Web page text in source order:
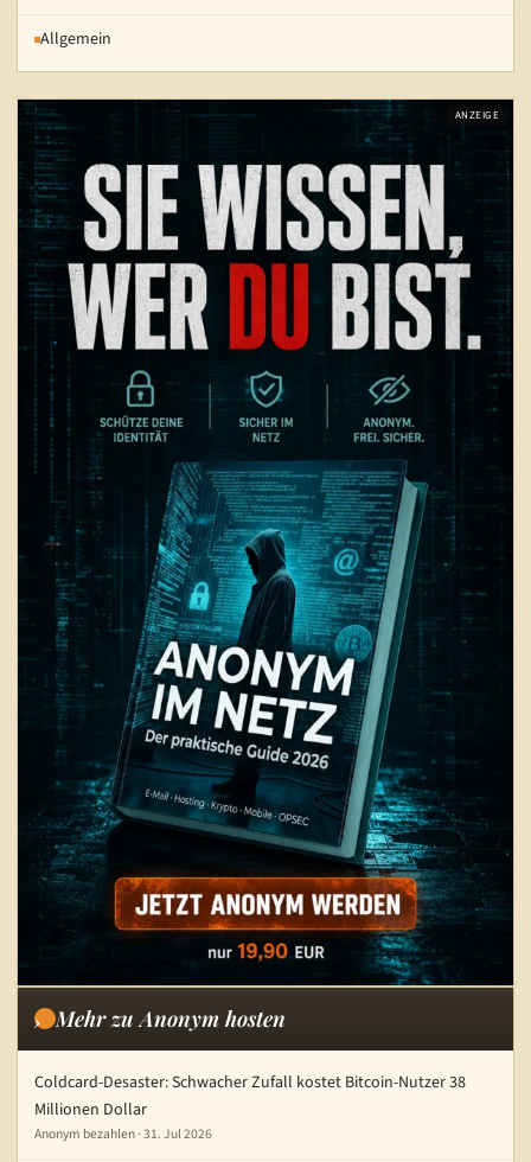
Allgemein
ANZEIGE
Mehr zu Anonym hosten
Coldcard-Desaster: Schwacher Zufall kostet Bitcoin-Nutzer 38
Millionen Dollar
Anonym bezahlen · 31. Jul 2026